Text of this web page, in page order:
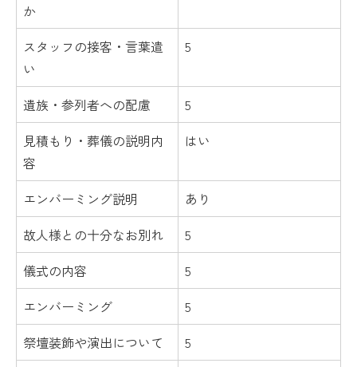
か
スタッフの接客・言葉遣
い
5
遺族・参列者への配慮
5
見積もり・葬儀の説明内
容
はい
エンバーミング説明
あり
故人様との十分なお別れ
5
儀式の内容
5
エンバーミング
5
祭壇装飾や演出について
5